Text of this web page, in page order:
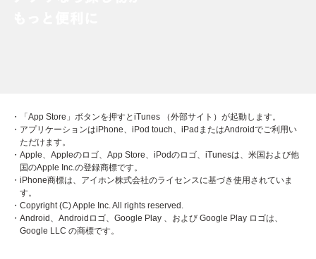
・「App Store」ボタンを押すとiTunes （外部サイト）が起動します。
・アプリケーションはiPhone、iPod touch、iPadまたはAndroidでご利用い
ただけます。
・Apple、Appleのロゴ、App Store、iPodのロゴ、iTunesは、米国および他
国のApple Inc.の登録商標です。
・iPhone商標は、アイホン株式会社のライセンスに基づき使用されていま
す。
・Copyright (C) Apple Inc. All rights reserved.
・Android、Androidロゴ、Google Play 、および Google Play ロゴは、
Google LLC の商標です。